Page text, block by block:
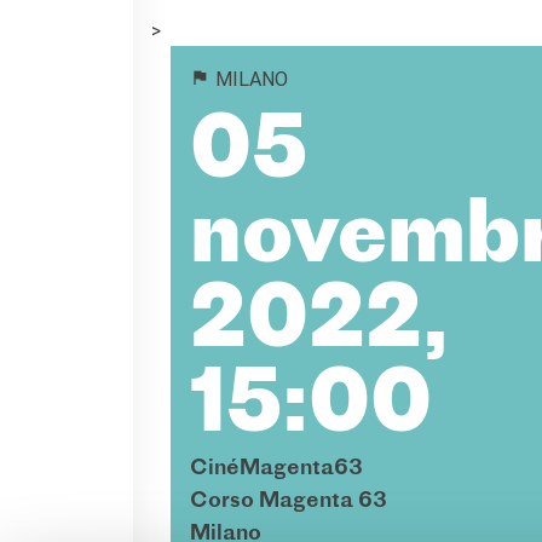
>
MILANO
05
2022,
15:00
CinéMagenta63
Corso Magenta 63
Milano